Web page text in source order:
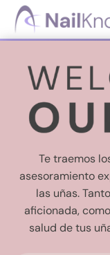
Saltar
principal
Saltar
página
uñas
Te traemos
asesoramiento
las uñas.
aficionada,
salud de tus